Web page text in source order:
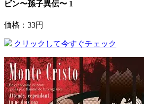
ビン〜孫子異伝〜 1
価格：33円
クリックして今すぐチェック